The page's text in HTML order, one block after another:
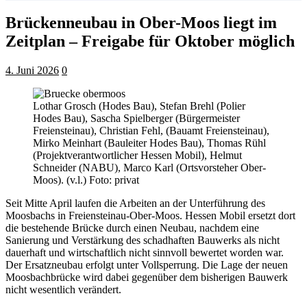
Brückenneubau in Ober-Moos liegt im
Zeitplan – Freigabe für Oktober möglich
4. Juni 2026 0
Lothar Grosch (Hodes Bau), Stefan Brehl (Polier
Hodes Bau), Sascha Spielberger (Bürgermeister
Freiensteinau), Christian Fehl, (Bauamt Freiensteinau),
Mirko Meinhart (Bauleiter Hodes Bau), Thomas Rühl
(Projektverantwortlicher Hessen Mobil), Helmut
Schneider (NABU), Marco Karl (Ortsvorsteher Ober-
Moos). (v.l.) Foto: privat
Seit Mitte April laufen die Arbeiten an der Unterführung des
Moosbachs in Freiensteinau-Ober-Moos. Hessen Mobil ersetzt dort
die bestehende Brücke durch einen Neubau, nachdem eine
Sanierung und Verstärkung des schadhaften Bauwerks als nicht
dauerhaft und wirtschaftlich nicht sinnvoll bewertet worden war.
Der Ersatzneubau erfolgt unter Vollsperrung. Die Lage der neuen
Moosbachbrücke wird dabei gegenüber dem bisherigen Bauwerk
nicht wesentlich verändert.